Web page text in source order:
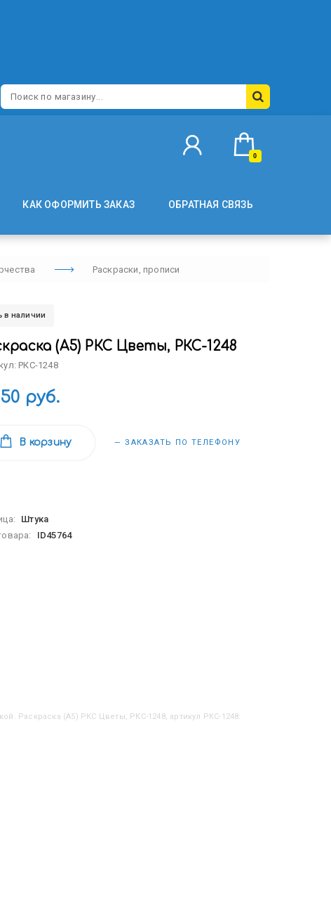
0
КАК ОФОРМИТЬ ЗАКАЗ ОБРАТНАЯ СВЯЗЬ
Раскраски, прописи
в наличии
(А5) РКС Цветы, РКС-1248
РКС-1248
руб.
В корзину — ЗАКАЗАТЬ ПО ТЕЛЕФОНУ
Штука
ID45764
Раскраска (А5) РКС Цветы, РКС-1248, артикул РКС-1248: